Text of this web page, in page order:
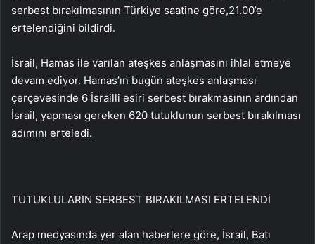
serbest bırakılmasının Türkiye saatine göre,21.00’e
ertelendiğini bildirdi.
İsrail, Hamas ile varılan ateşkes anlaşmasını ihlal etmeye
devam ediyor. Hamas’ın bugün ateşkes anlaşması
çerçevesinde 6 İsrailli esiri serbest bırakmasının ardından
İsrail, yapması gereken 620 tutuklunun serbest bırakılması
adımını erteledi.
TUTUKLULARIN SERBEST BIRAKILMASI ERTELENDİ
Arap medyasında yer alan haberlere göre, İsrail, Batı